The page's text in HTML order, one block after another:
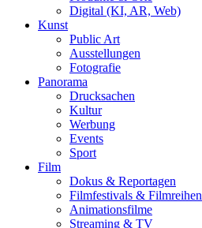
Digital (KI, AR, Web)
Kunst
Public Art
Ausstellungen
Fotografie
Panorama
Drucksachen
Kultur
Werbung
Events
Sport
Film
Dokus & Reportagen
Filmfestivals & Filmreihen
Animationsfilme
Streaming & TV